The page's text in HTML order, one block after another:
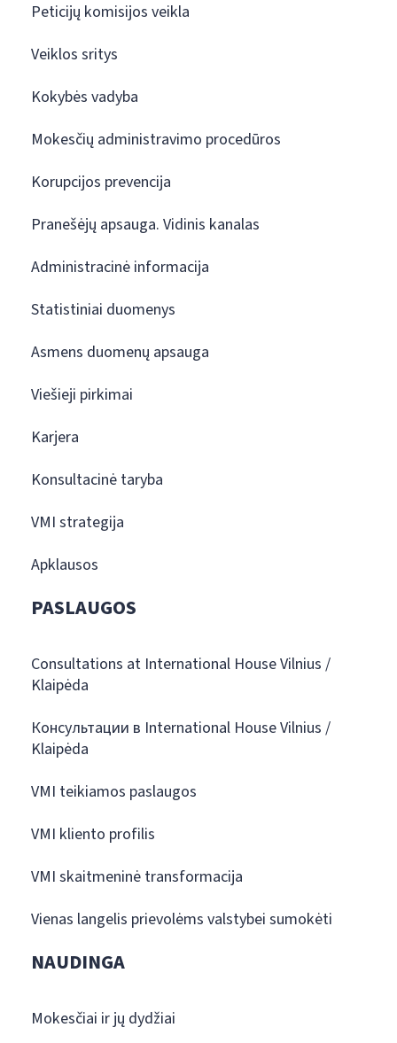
Peticijų komisijos veikla
Veiklos sritys
Kokybės vadyba
Mokesčių administravimo procedūros
Korupcijos prevencija
Pranešėjų apsauga. Vidinis kanalas
Administracinė informacija
Statistiniai duomenys
Asmens duomenų apsauga
Viešieji pirkimai
Karjera
Konsultacinė taryba
VMI strategija
Apklausos
PASLAUGOS
Consultations at International House Vilnius /
Klaipėda
Консультации в International House Vilnius /
Klaipėda
VMI teikiamos paslaugos
VMI kliento profilis
VMI skaitmeninė transformacija
Vienas langelis prievolėms valstybei sumokėti
NAUDINGA
Mokesčiai ir jų dydžiai